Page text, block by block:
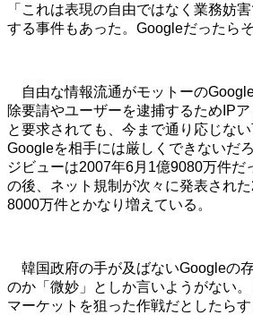
「これは表現の自由ではなく業務妨
する事件もあった。Googleだったら
自由な情報流通がモットーの
除要請やユーザーを逮捕するためIP
と要求されても、今まで通り応じな
Googleを相手には厳しくできないだ
ジビューは2007年6月1億9080万件だ
の後、ネット規制が次々に発表され
8000万件とかなり増えている。
韓国政府の手が及ばないGoogleの
のか「微妙」としか言いようがない
マーケットを狙った作戦だとしたらす